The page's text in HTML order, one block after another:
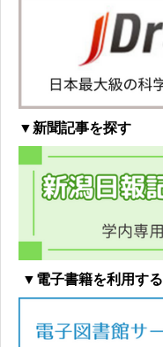
▼新聞記事を探す
▼電子書籍を利用する